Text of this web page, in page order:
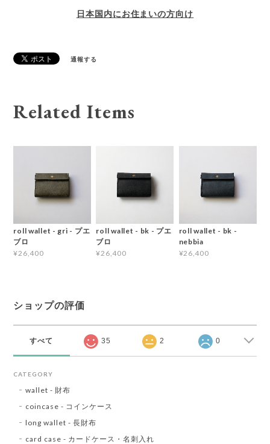
日本国内にお住まいの方向け
通報する
Related Items
roll wallet - gri - プエ
ブロ
¥26,400
roll wallet - bk - プエ
ブロ
¥26,400
roll wallet - bk -
nebbia
¥26,400
ショップの評価
すべて 35 2 0
CATEGORY
wallet - 財布
coincase - コインケース
long wallet - 長財布
card case - カードケース・名刺入れ